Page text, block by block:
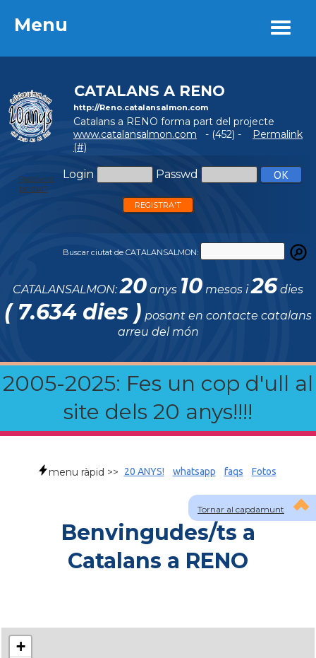
Menu
CATALANS A RENO
http://Reno.catalansalmon.com
Catalans a RENO forma part del projecte
www.catalansalmon.com - (452) -
Permalink
(#)
Login Passwd
Password
perdut?
REGISTRA'T
Buscar ciutat de CATALANSALMON:
CATALANSALMON:20 anys 10 mesos i26 dies
( 7.634 dies ) posant en contacte catalans
arreu del món
2005-2025: Fes un cop d'ull al
site dels 20 anys!!!!
Menu
Tornar al capdamunt
menu ràpid >> 20 ANYS! whatsapp faqs Fotos
Benvingudes/ts a
Catalans a RENO
+